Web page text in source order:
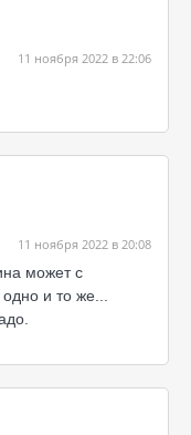
11 ноября 2022 в 22:06
11 ноября 2022 в 20:08
может с
и то же...